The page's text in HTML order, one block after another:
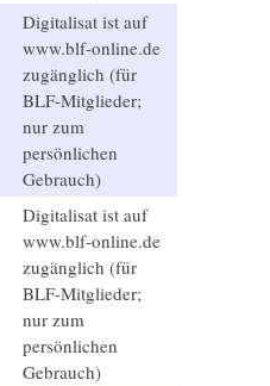
Digitalisat ist auf
www.blf-online.de
zugänglich (für
BLF-Mitglieder;
nur zum
persönlichen
Gebrauch)
Digitalisat ist auf
www.blf-online.de
zugänglich (für
BLF-Mitglieder;
nur zum
persönlichen
Gebrauch)